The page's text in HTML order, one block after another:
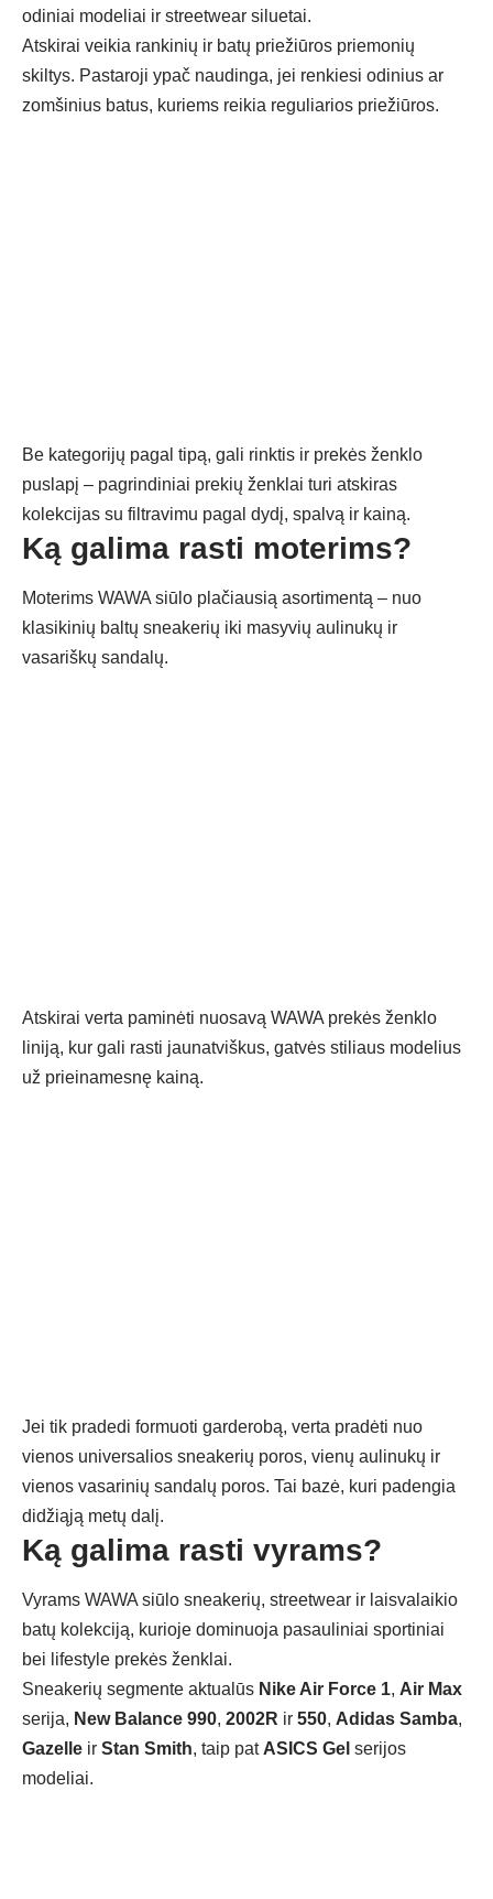
odiniai modeliai ir streetwear siluetai.
Atskirai veikia rankinių ir batų priežiūros priemonių
skiltys. Pastaroji ypač naudinga, jei renkiesi odinius ar
zomšinius batus, kuriems reikia reguliarios priežiūros.
Be kategorijų pagal tipą, gali rinktis ir prekės ženklo
puslapį – pagrindiniai prekių ženklai turi atskiras
kolekcijas su filtravimu pagal dydį, spalvą ir kainą.
Ką galima rasti moterims?
Moterims WAWA siūlo plačiausią asortimentą – nuo
klasikinių baltų sneakerių iki masyvių aulinukų ir
vasariškų sandalų.
Atskirai verta paminėti nuosavą WAWA prekės ženklo
liniją, kur gali rasti jaunatviškus, gatvės stiliaus modelius
už prieinamesnę kainą.
Jei tik pradedi formuoti garderobą, verta pradėti nuo
vienos universalios sneakerių poros, vienų aulinukų ir
vienos vasarinių sandalų poros. Tai bazė, kuri padengia
didžiąją metų dalį.
Ką galima rasti vyrams?
Vyrams WAWA siūlo sneakerių, streetwear ir laisvalaikio
batų kolekciją, kurioje dominuoja pasauliniai sportiniai
bei lifestyle prekės ženklai.
Sneakerių segmente aktualūs Nike Air Force 1, Air Max
serija, New Balance 990, 2002R ir 550, Adidas Samba,
Gazelle ir Stan Smith, taip pat ASICS Gel serijos
modeliai.